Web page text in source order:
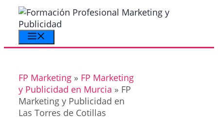
Saltar
contenido
FP Marketing » FP Marketing
y Publicidad en Murcia » FP
Marketing y Publicidad en
Las Torres de Cotillas